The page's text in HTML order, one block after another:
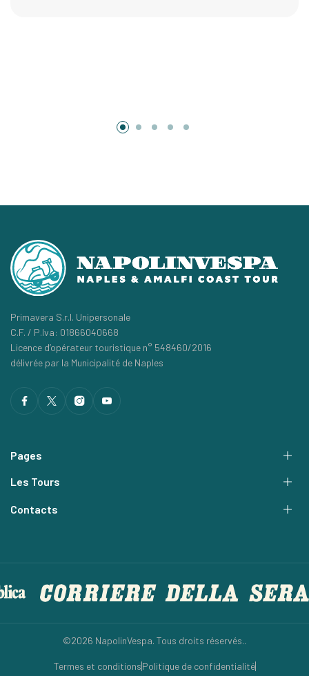
Primavera S.r.l. Unipersonale
C.F. / P.Iva: 01866040668
Licence d’opérateur touristique n° 548460/2016
délivrée par la Municipalité de Naples
Pages
Les Tours
Contacts
©2026 NapolinVespa. Tous droits réservés..
Termes et conditionsPolitique de confidentialité